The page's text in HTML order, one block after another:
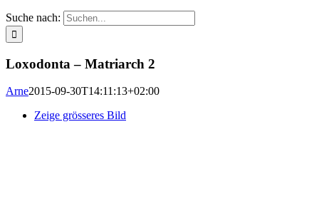
Suche nach:
Loxodonta – Matriarch 2
Arne2015-09-30T14:11:13+02:00
Zeige grösseres Bild